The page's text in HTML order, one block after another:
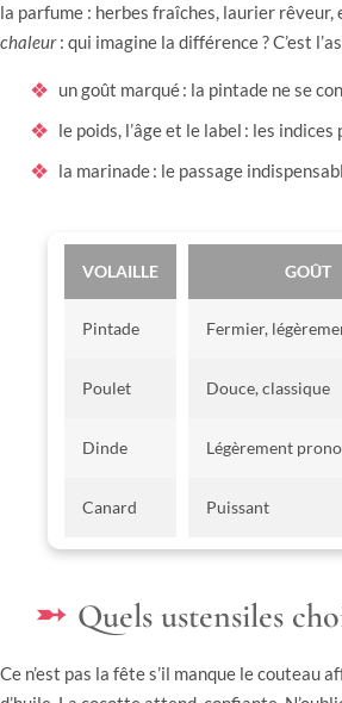
la parfume : herbes fraîches, laurier
chaleur: qui imagine la différence ? C’est
un goût marqué : la pintade ne se
le poids, l’âge et le label : les
la marinade : le passage
VOLAILLE GOÛT
Pintade Fermier,
Poulet Douce, classique
Dinde Légèrement
Canard Puissant
Quels ustensiles
Ce n’est pas la fête s’il manque le couteau